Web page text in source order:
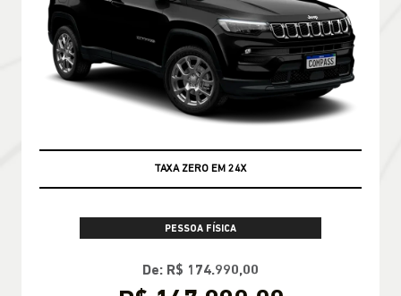
TAXA ZERO EM 24X
PESSOA FÍSICA
De: R$ 174.990,00